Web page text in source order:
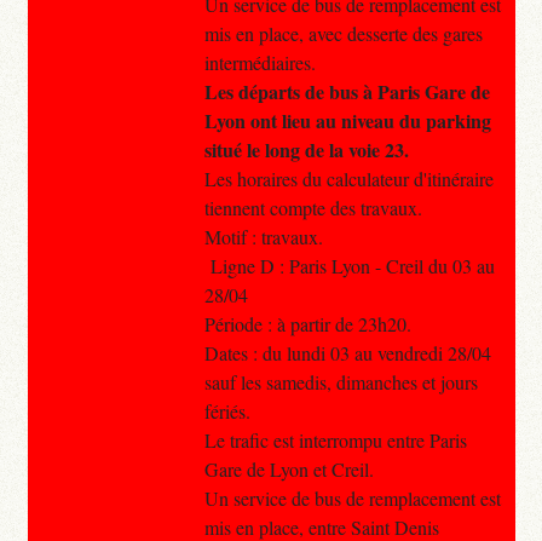
mis en place, avec desserte des gares
intermédiaires.
Les départs de bus à Paris Gare de
Lyon ont lieu au niveau du parking
situé le long de la voie 23.
Les horaires du calculateur d'itinéraire
tiennent compte des travaux.
Motif : travaux.
Ligne D : Paris Lyon - Creil du 03 au
28/04
Période : à partir de 23h20.
Dates : du lundi 03 au vendredi 28/04
sauf les samedis, dimanches et jours
fériés.
Le trafic est interrompu entre Paris
Gare de Lyon et Creil.
Un service de bus de remplacement est
mis en place, entre Saint Denis